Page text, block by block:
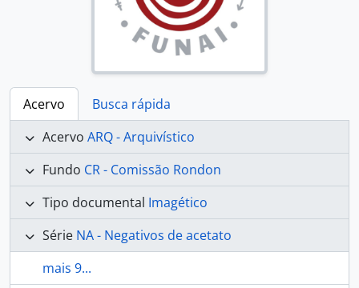
Acervo
Busca rápida
Acervo ARQ - Arquivístico
Fundo CR - Comissão Rondon
Tipo documental Imagético
Série NA - Negativos de acetato
mais 9...